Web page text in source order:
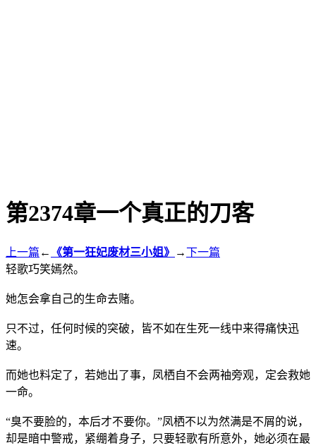
第2374章一个真正的刀客
上一篇 ← 《第一狂妃废材三小姐》 →下一篇
轻歌巧笑嫣然。
她怎会拿自己的生命去赌。
只不过，任何时候的突破，皆不如在生死一线中来得痛快迅
速。
而她也料定了，若她出了事，凤栖自不会两袖旁观，定会救她
一命。
“臭不要脸的，本后才不要你。”凤栖不以为然满是不屑的说，
却是暗中警戒，紧绷着身子，只要轻歌有所意外，她必须在最